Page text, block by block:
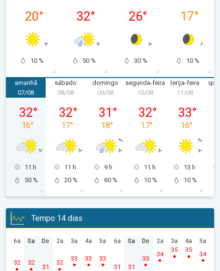
20°
10 %
32°
50 %
26°
30 %
17°
10 %
amanhã
sexta-feira, 07/08
07/08
32°
16°
11 h
50 %
sábado
sábado, 08/08
08/08
32°
17°
11 h
20 %
domingo
domingo, 09/08
09/08
31 °
18°
9 h
60 %
segunda-feira
segunda-feira, 10/08
10/08
32°
17°
11 h
10 %
terça-feira
11/08
33°
16°
13 h
10 %
Tempo 14 dias
6a
32
Sa
32
Do
31
2a
32
3a
33
4a
33
5a
33
6a
31
Sa
31
Do
33
2a
34
3a
35
4a
35
5a
34